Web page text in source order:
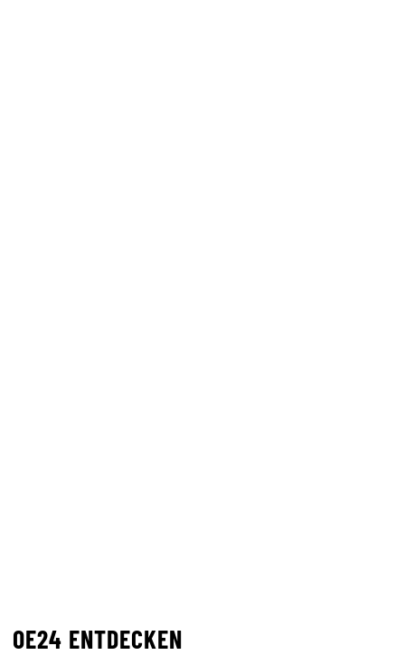
OE24 ENTDECKEN